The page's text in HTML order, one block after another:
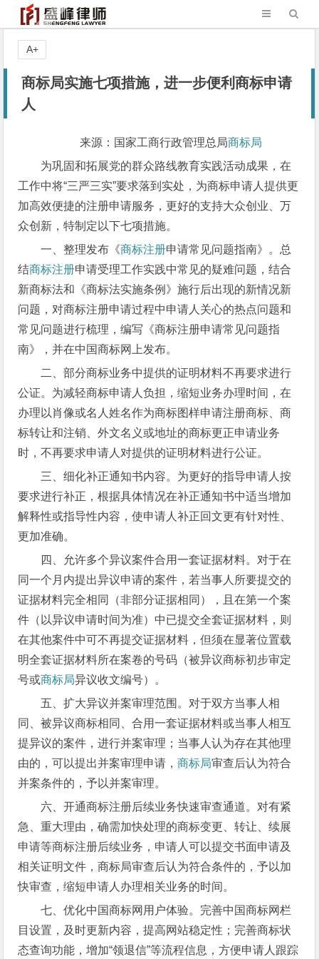
商标局实施七项措施，进一步便利商标申请
人
来源：国家工商行政管理总局商标局
为巩固和拓展党的群众路线教育实践活动成果，在
工作中将“三严三实”要求落到实处，为商标申请人提供更
加高效便捷的注册申请服务，更好的支持大众创业、万
众创新，特制定以下七项措施。
一、整理发布《商标注册申请常见问题指南》。总
结商标注册申请受理工作实践中常见的疑难问题，结合
新商标法和《商标法实施条例》施行后出现的新情况新
问题，对商标注册申请过程中申请人关心的热点问题和
常见问题进行梳理，编写《商标注册申请常见问题指
南》，并在中国商标网上发布。
二、部分商标业务中提供的证明材料不再要求进行
公证。为减轻商标申请人负担，缩短业务办理时间，在
办理以肖像或名人姓名作为商标图样申请注册商标、商
标转让和注销、外文名义或地址的商标更正申请业务
时，不再要求申请人对提供的证明材料进行公证。
三、细化补正通知书内容。为更好的指导申请人按
要求进行补正，根据具体情况在补正通知书中适当增加
解释性或指导性内容，使申请人补正回文更有针对性、
更加准确。
四、允许多个异议案件合用一套证据材料。对于在
同一个月内提出异议申请的案件，若当事人所要提交的
证据材料完全相同（非部分证据相同），且在第一个案
件（以异议申请时间为准）中已提交全套证据材料，则
在其他案件中可不再提交证据材料，但须在显著位置载
明全套证据材料所在案卷的号码（被异议商标初步审定
号或商标局异议收文编号）。
五、扩大异议并案审理范围。对于双方当事人相
同、被异议商标相同、合用一套证据材料或当事人相互
提异议的案件，进行并案审理；当事人认为存在其他理
由的，可以提出并案审理申请，商标局审查后认为符合
并案条件的，予以并案审理。
六、开通商标注册后续业务快速审查通道。对有紧
急、重大理由，确需加快处理的商标变更、转让、续展
申请等商标注册后续业务，申请人可以提交书面申请及
相关证明文件，商标局审查后认为符合条件的，予以加
快审查，缩短申请人办理相关业务的时间。
七、优化中国商标网用户体验。完善中国商标网栏
目设置，及时更新内容，提高网站稳定性；完善商标状
态查询功能，增加“领退信”等流程信息，方便申请人跟踪
A+